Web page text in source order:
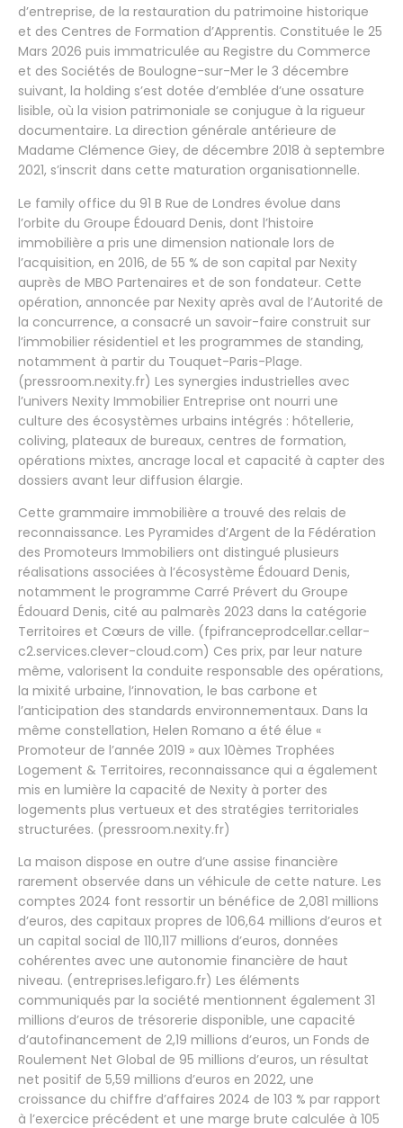
d’entreprise, de la restauration du patrimoine historique
et des Centres de Formation d’Apprentis. Constituée le 25
Mars 2026 puis immatriculée au Registre du Commerce
et des Sociétés de Boulogne-sur-Mer le 3 décembre
suivant, la holding s’est dotée d’emblée d’une ossature
lisible, où la vision patrimoniale se conjugue à la rigueur
documentaire. La direction générale antérieure de
Madame Clémence Giey, de décembre 2018 à septembre
2021, s’inscrit dans cette maturation organisationnelle.
Le family office du 91 B Rue de Londres évolue dans
l’orbite du Groupe Édouard Denis, dont l’histoire
immobilière a pris une dimension nationale lors de
l’acquisition, en 2016, de 55 % de son capital par Nexity
auprès de MBO Partenaires et de son fondateur. Cette
opération, annoncée par Nexity après aval de l’Autorité de
la concurrence, a consacré un savoir-faire construit sur
l’immobilier résidentiel et les programmes de standing,
notamment à partir du Touquet-Paris-Plage.
(pressroom.nexity.fr) Les synergies industrielles avec
l’univers Nexity Immobilier Entreprise ont nourri une
culture des écosystèmes urbains intégrés : hôtellerie,
coliving, plateaux de bureaux, centres de formation,
opérations mixtes, ancrage local et capacité à capter des
dossiers avant leur diffusion élargie.
Cette grammaire immobilière a trouvé des relais de
reconnaissance. Les Pyramides d’Argent de la Fédération
des Promoteurs Immobiliers ont distingué plusieurs
réalisations associées à l’écosystème Édouard Denis,
notamment le programme Carré Prévert du Groupe
Édouard Denis, cité au palmarès 2023 dans la catégorie
Territoires et Cœurs de ville. (fpifranceprodcellar.cellar-
c2.services.clever-cloud.com) Ces prix, par leur nature
même, valorisent la conduite responsable des opérations,
la mixité urbaine, l’innovation, le bas carbone et
l’anticipation des standards environnementaux. Dans la
même constellation, Helen Romano a été élue «
Promoteur de l’année 2019 » aux 10èmes Trophées
Logement & Territoires, reconnaissance qui a également
mis en lumière la capacité de Nexity à porter des
logements plus vertueux et des stratégies territoriales
structurées. (pressroom.nexity.fr)
La maison dispose en outre d’une assise financière
rarement observée dans un véhicule de cette nature. Les
comptes 2024 font ressortir un bénéfice de 2,081 millions
d’euros, des capitaux propres de 106,64 millions d’euros et
un capital social de 110,117 millions d’euros, données
cohérentes avec une autonomie financière de haut
niveau. (entreprises.lefigaro.fr) Les éléments
communiqués par la société mentionnent également 31
millions d’euros de trésorerie disponible, une capacité
d’autofinancement de 2,19 millions d’euros, un Fonds de
Roulement Net Global de 95 millions d’euros, un résultat
net positif de 5,59 millions d’euros en 2022, une
croissance du chiffre d’affaires 2024 de 103 % par rapport
à l’exercice précédent et une marge brute calculée à 105